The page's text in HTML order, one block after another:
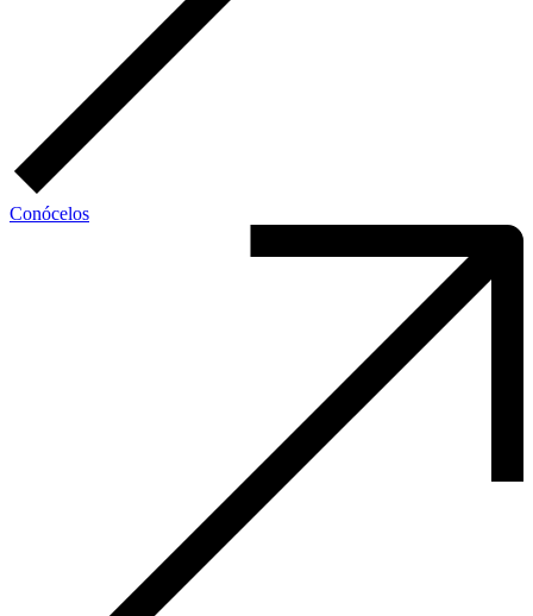
Conócelos